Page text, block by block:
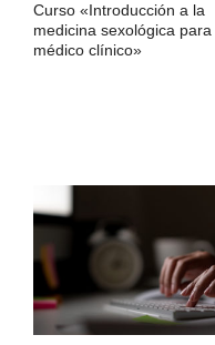
Curso «Introducción a la
medicina sexológica para
médico clínico»